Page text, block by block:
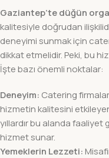
Gaziantep’te düğün
kalitesiyle doğrudan
deneyimi sunmak için
dikkat etmelidir. Peki, bu
İşte bazı önemli noktalar:
Deneyim: Catering
hizmetin kalitesini
yıllardır bu alanda
hizmet sunar.
Yemeklerin Lezzeti: